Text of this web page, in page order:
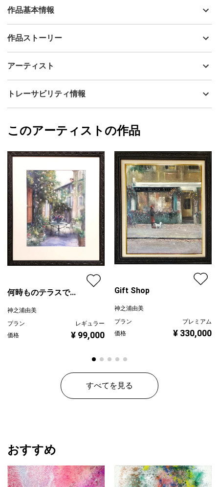
作品基本情報
出品者
制作年
技法
ミクストメディア
カラー
オレンジ
黄色
配送目安
二週間以内
作品ストーリー
JESUSPASTEL(ジーザスパステル)の混合技法で描いた静物画で
オレンジのガーベラが象徴する「前向きな愛情」と、黄金色に揺
れるオンシジュームの「心を奪う輝き」。
誰かに惹かれていく心の揺らぎを描いた静物画です。
恋を選ぶ瞬間は、迷いでありながらも幸福に満ちています。
いく——。
鮮やかなオレンジと幸福感あふれるイエローの重なりは、空間に
明るさと高揚感をもたらし、飾る人の日常にロマンチックな余韻
を添えます。
「誰を想うか」ではなく、
「誰と理解を深め合えるか」。
そんな恋の美しい迷いを、一枚の絵に閉じ込めた作品です。
原画に合わせた高級感あるアンティークブルー×シルバーのフレー
ム付き。水彩紙は英国王室水彩画協会認定のコットン100％中性紙
を使用しています。
アーティスト
神之浦由美
フォローする
トレーサビリティ情報
神之浦由美
このアーティストの作品
何時ものテラスで...
神之浦由美
プラン
レギュラー
価格
¥ 99,000
Gift Shop
神之浦由美
プラン
プレミアム
価格
¥ 330,000
すべてを見る
おすすめ